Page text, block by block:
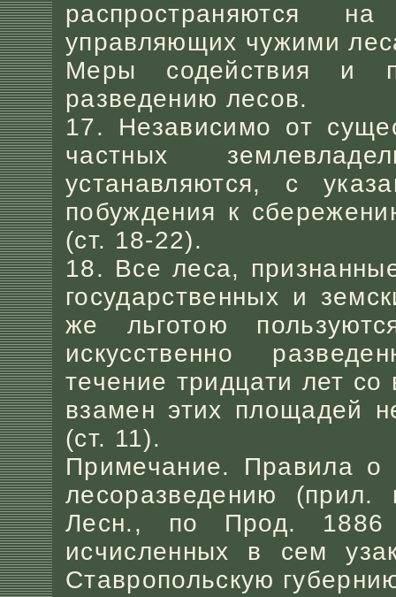
распространяются
управляющих чужими
Меры содействия и
разведению лесов.
17. Независимо от
частных
устанавляются, с
побуждения к
(ст. 18-22).
18. Все леса,
государственных и
же льготою
искусственно
течение тридцати лет
взамен этих площадей
(ст. 11).
Примечание. Правила о
лесоразведению
Лесн., по Прод. 1886
исчисленных в сем
Ставропольскую